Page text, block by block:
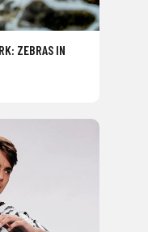
ZEBRAS IN